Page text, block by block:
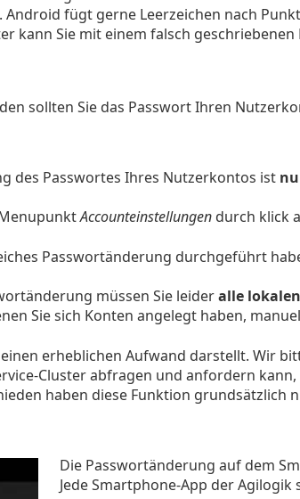
fügt gerne Leerzeichen nach
kann Sie mit einem falsch
sollten Sie das Passwort Ihren
des Passwortes Ihres Nutzerkontos ist
Accounteinstellungen durch klick
Passwortänderung durchgeführt
müssen Sie leideralle
Sie sich Konten angelegt haben,
erheblichen Aufwand darstellt. Wir
Cluster abfragen und anfordern
haben diese Funktion grundsätzlich
Die Passwortänderung auf dem
Jede Smartphone-App der